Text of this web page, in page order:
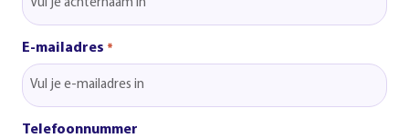
E-mailadres *
Telefoonnummer